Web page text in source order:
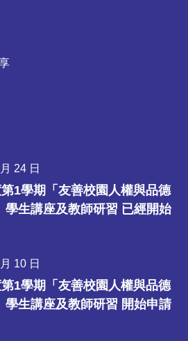
24 日
1學期「友善校園人權與品德
學生講座及教師研習 已經開始
10 日
1學期「友善校園人權與品德
學生講座及教師研習 開始申請